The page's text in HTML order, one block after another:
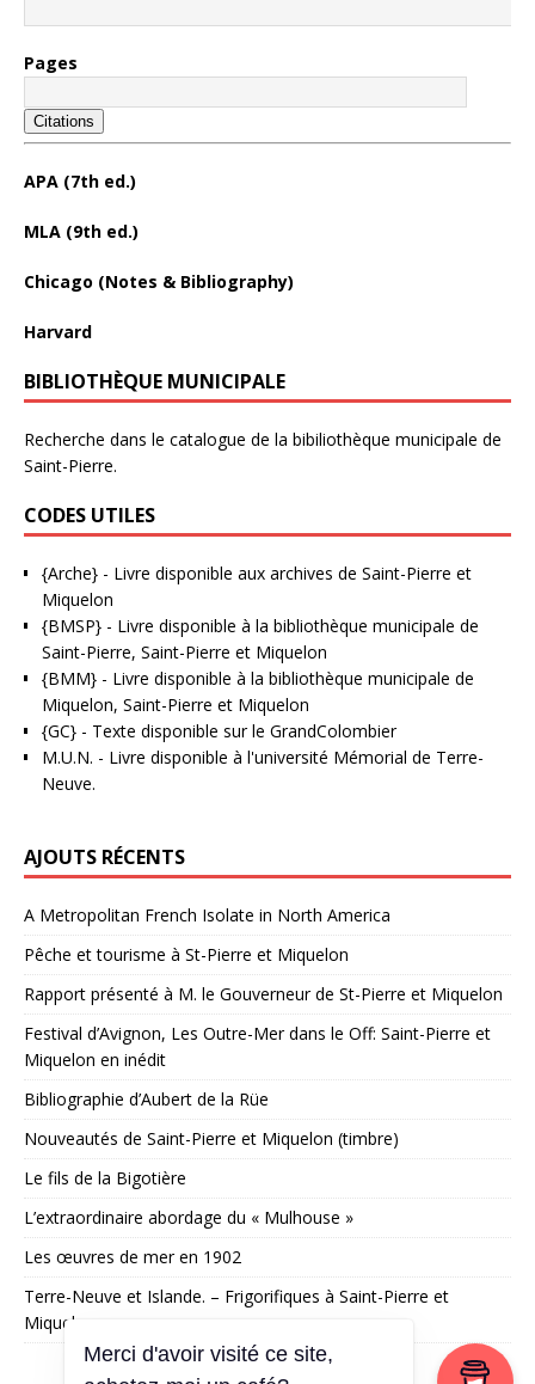
Pages
Citations
APA (7th ed.)
MLA (9th ed.)
Chicago (Notes & Bibliography)
Harvard
BIBLIOTHÈQUE MUNICIPALE
Recherche dans le catalogue de la bibiliothèque municipale de
Saint-Pierre.
CODES UTILES
{Arche} - Livre disponible aux archives de Saint-Pierre et
Miquelon
{BMSP} - Livre disponible à la bibliothèque municipale de
Saint-Pierre, Saint-Pierre et Miquelon
{BMM} - Livre disponible à la bibliothèque municipale de
Miquelon, Saint-Pierre et Miquelon
{GC} - Texte disponible sur le GrandColombier
M.U.N. - Livre disponible à l'université Mémorial de Terre-
Neuve.
AJOUTS RÉCENTS
A Metropolitan French Isolate in North America
Pêche et tourisme à St-Pierre et Miquelon
Rapport présenté à M. le Gouverneur de St-Pierre et Miquelon
Festival d’Avignon, Les Outre-Mer dans le Off: Saint-Pierre et
Miquelon en inédit
Bibliographie d’Aubert de la Rüe
Nouveautés de Saint-Pierre et Miquelon (timbre)
Le fils de la Bigotière
L’extraordinaire abordage du « Mulhouse »
Les œuvres de mer en 1902
Terre-Neuve et Islande. – Frigorifiques à Saint-Pierre et
Miquelon
Merci d'avoir visité ce site,